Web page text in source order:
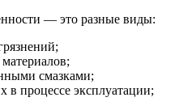
— это разные виды:
смазками;
в процессе эксплуатации;